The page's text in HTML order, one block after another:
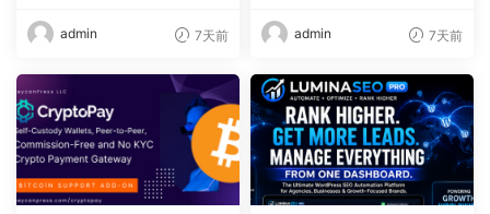
admin 7天前 admin 7天前